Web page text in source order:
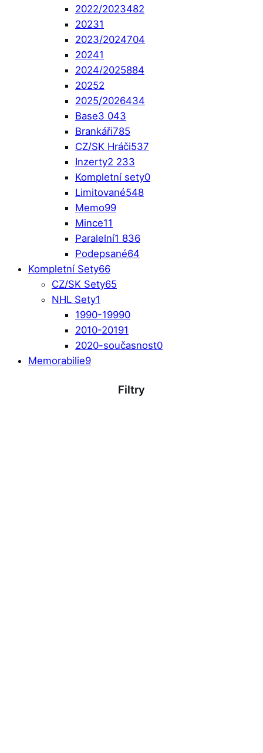
2022/2023482
20231
2023/2024704
20241
2024/2025884
20252
2025/2026434
Base3 043
Brankáři785
CZ/SK Hráči537
Inzerty2 233
Kompletní sety0
Limitované548
Memo99
Mince11
Paralelní1 836
Podepsané64
Kompletní Sety66
CZ/SK Sety65
NHL Sety1
1990-19990
2010-20191
2020-současnost0
Memorabilie9
Filtry